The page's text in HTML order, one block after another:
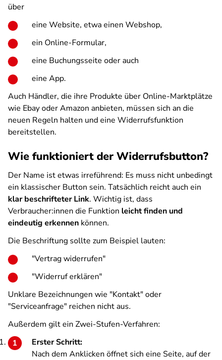
über
eine Website, etwa einen Webshop,
ein Online-Formular,
eine Buchungsseite oder auch
eine App.
Auch Händler, die ihre Produkte über Online-Marktplätze
wie Ebay oder Amazon anbieten, müssen sich an die
neuen Regeln halten und eine Widerrufsfunktion
bereitstellen.
Wie funktioniert der Widerrufsbutton?
Der Name ist etwas irreführend: Es muss nicht unbedingt
ein klassischer Button sein. Tatsächlich reicht auch ein
klar beschrifteter Link. Wichtig ist, dass
Verbraucher:innen die Funktion leicht finden und
eindeutig erkennen können.
Die Beschriftung sollte zum Beispiel lauten:
"Vertrag widerrufen"
"Widerruf erklären"
Unklare Bezeichnungen wie "Kontakt" oder
"Serviceanfrage" reichen nicht aus.
Außerdem gilt ein Zwei-Stufen-Verfahren:
Erster Schritt:
Nach dem Anklicken öffnet sich eine Seite, auf der